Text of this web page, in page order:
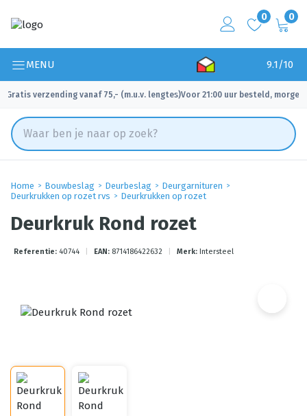
0 0
MENU 9.1/10
Gratis verzending vanaf 75,- (m.u.v. lengtes)
✓ Voor 21:00 uur besteld, morgen
Home Bouwbeslag Deurbeslag
Deurgarnituren
Deurkrukken op rozet rvs
Deurkrukken op rozet
Deurkruk Rond rozet
Referentie: 40744 EAN: 8714186422632 Merk: Intersteel